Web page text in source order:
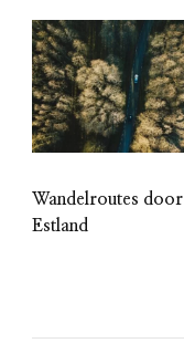
Wandelroutes door
Estland